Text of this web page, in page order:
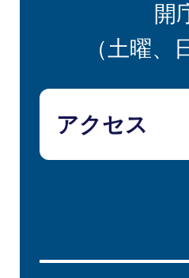
開
（土曜
アクセス